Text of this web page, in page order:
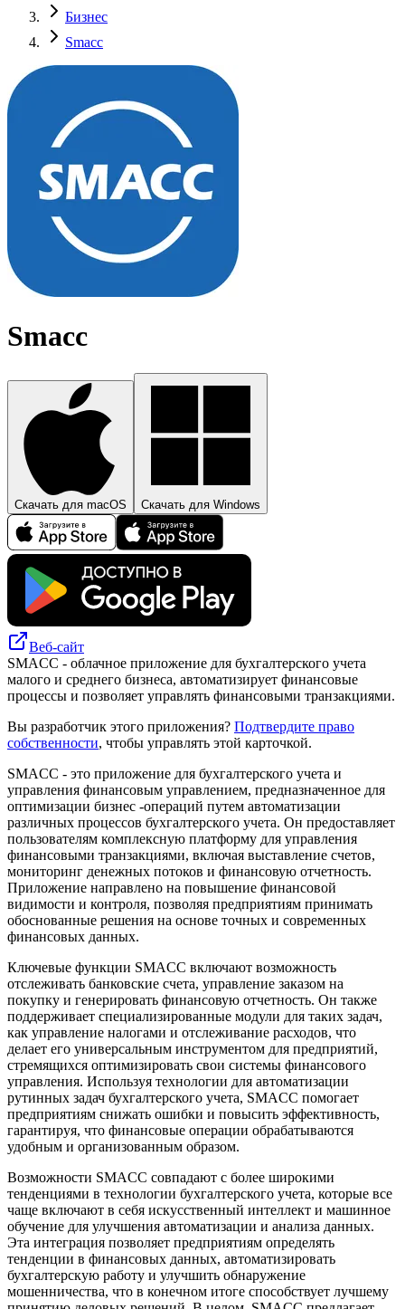
Бизнес
Smacc
Smacc
Скачать для macOS Скачать для Windows
Веб-сайт
SMACC - облачное приложение для бухгалтерского учета
малого и среднего бизнеса, автоматизирует финансовые
процессы и позволяет управлять финансовыми транзакциями.
Вы разработчик этого приложения? Подтвердите право
собственности, чтобы управлять этой карточкой.
SMACC - это приложение для бухгалтерского учета и
управления финансовым управлением, предназначенное для
оптимизации бизнес -операций путем автоматизации
различных процессов бухгалтерского учета. Он предоставляет
пользователям комплексную платформу для управления
финансовыми транзакциями, включая выставление счетов,
мониторинг денежных потоков и финансовую отчетность.
Приложение направлено на повышение финансовой
видимости и контроля, позволяя предприятиям принимать
обоснованные решения на основе точных и современных
финансовых данных.
Ключевые функции SMACC включают возможность
отслеживать банковские счета, управление заказом на
покупку и генерировать финансовую отчетность. Он также
поддерживает специализированные модули для таких задач,
как управление налогами и отслеживание расходов, что
делает его универсальным инструментом для предприятий,
стремящихся оптимизировать свои системы финансового
управления. Используя технологии для автоматизации
рутинных задач бухгалтерского учета, SMACC помогает
предприятиям снижать ошибки и повысить эффективность,
гарантируя, что финансовые операции обрабатываются
удобным и организованным образом.
Возможности SMACC совпадают с более широкими
тенденциями в технологии бухгалтерского учета, которые все
чаще включают в себя искусственный интеллект и машинное
обучение для улучшения автоматизации и анализа данных.
Эта интеграция позволяет предприятиям определять
тенденции в финансовых данных, автоматизировать
бухгалтерскую работу и улучшить обнаружение
мошенничества, что в конечном итоге способствует лучшему